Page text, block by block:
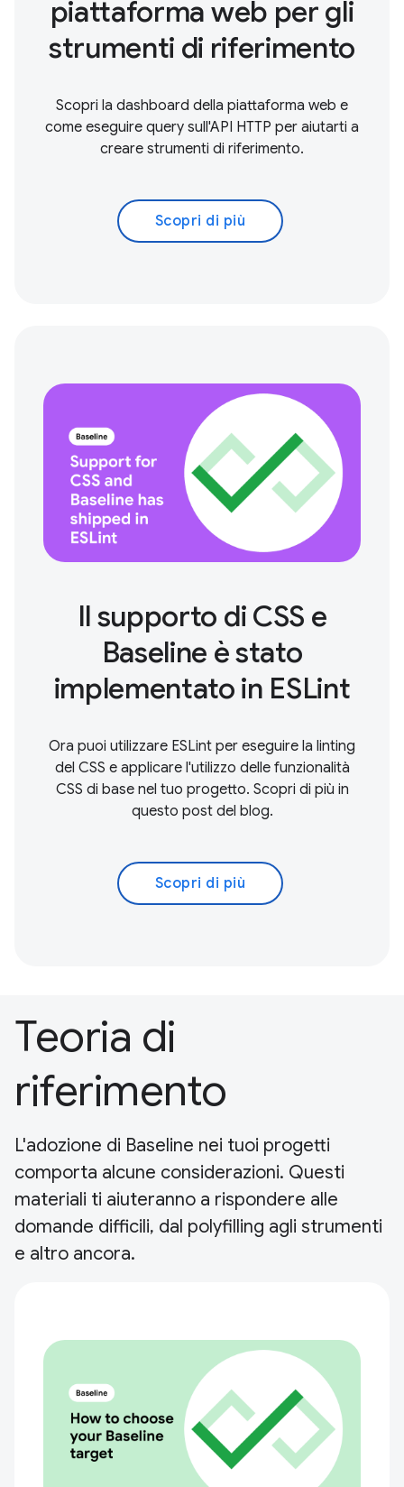
piattaforma web per gli
strumenti di riferimento
Scopri la dashboard della piattaforma web e
come eseguire query sull'API HTTP per aiutarti a
creare strumenti di riferimento.
Scopri di più
Il supporto di CSS e
Baseline è stato
implementato in ESLint
Ora puoi utilizzare ESLint per eseguire la linting
del CSS e applicare l'utilizzo delle funzionalità
CSS di base nel tuo progetto. Scopri di più in
questo post del blog.
Scopri di più
Teoria di
riferimento
L'adozione di Baseline nei tuoi progetti
comporta alcune considerazioni. Questi
materiali ti aiuteranno a rispondere alle
domande difficili, dal polyfilling agli strumenti
e altro ancora.